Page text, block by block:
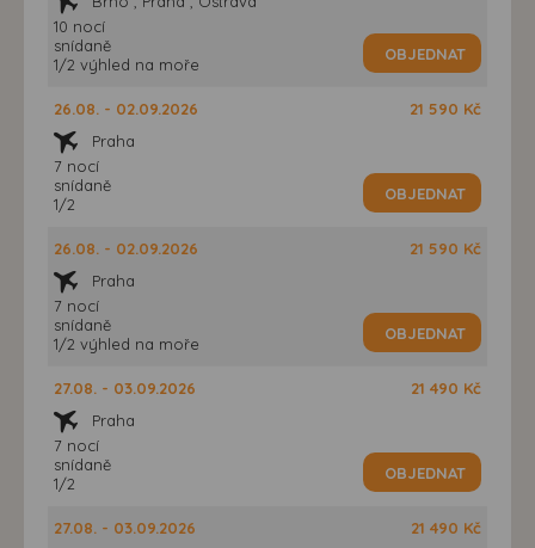
10 nocí
snídaně
1/2 výhled na moře
OBJEDNAT
26.08. - 02.09.2026
Praha
7 nocí
snídaně
1/2
21 590 Kč
OBJEDNAT
26.08. - 02.09.2026
Praha
7 nocí
snídaně
1/2 výhled na moře
21 590 Kč
OBJEDNAT
27.08. - 03.09.2026
Praha
7 nocí
snídaně
1/2
21 490 Kč
OBJEDNAT
27.08. - 03.09.2026
21 490 Kč